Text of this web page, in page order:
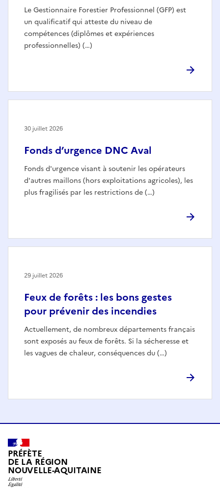
Le Gestionnaire Forestier Professionnel (GFP) est
un qualificatif qui atteste du niveau de
compétences (diplômes et expériences
professionnelles) (…)
Fonds d’urgence DNC Aval
Fonds d'urgence visant à soutenir les opérateurs
d'autres maillons (hors exploitations agricoles), les
plus fragilisés par les restrictions de (…)
30 juillet 2026
Feux de forêts : les bons gestes
pour prévenir des incendies
Actuellement, de nombreux départements français
sont exposés au feux de forêts. Si la sécheresse et
les vagues de chaleur, conséquences du (…)
29 juillet 2026
PRÉFÈTE
DE LA RÉGION
NOUVELLE-AQUITAINE